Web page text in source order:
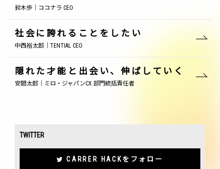
鈴木歩｜ココナラ CEO
社会に誇れることをしたい
中西裕太郎｜TENTIAL CEO
隠れた才能と出会い、伸ばしていく
安間太郎｜ミロ・ジャパンCX 部門統括責任者
TWITTER
CARRER HACKをフォロー